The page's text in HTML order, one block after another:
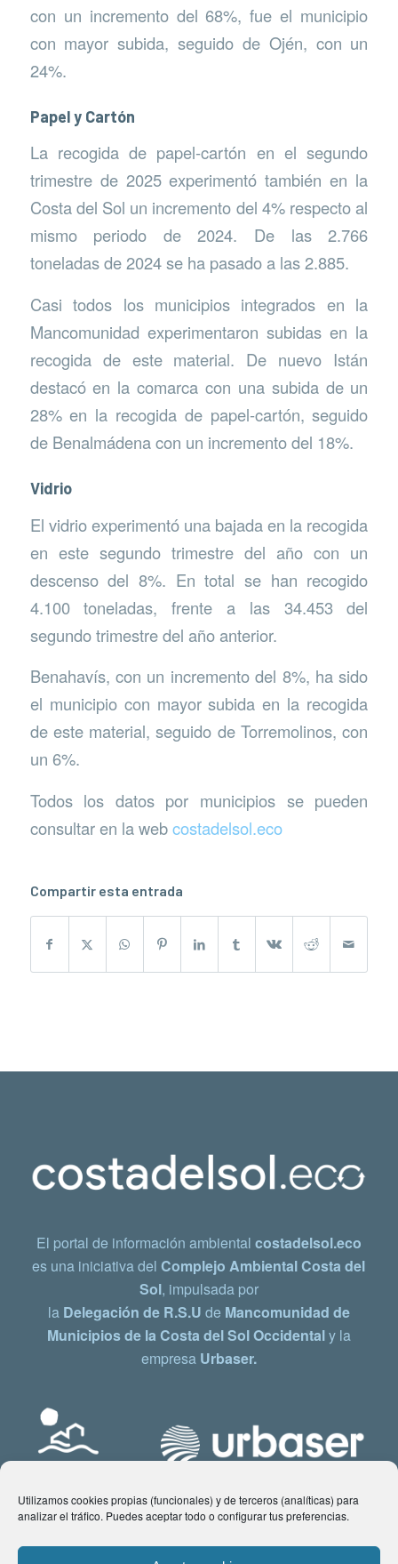
Utilizamos cookies propias (funcionales) y de terceros (analíticas) para
analizar el tráfico. Puedes aceptar todo o configurar tus preferencias.
con un incremento del 68%, fue el municipio
con mayor subida, seguido de Ojén, con un
24%.
Papel y Cartón
La recogida de papel-cartón en el segundo
trimestre de 2025 experimentó también en la
Costa del Sol un incremento del 4% respecto al
mismo periodo de 2024. De las 2.766
toneladas de 2024 se ha pasado a las 2.885.
Casi todos los municipios integrados en la
Mancomunidad experimentaron subidas en la
recogida de este material. De nuevo Istán
destacó en la comarca con una subida de un
28% en la recogida de papel-cartón, seguido
de Benalmádena con un incremento del 18%.
Vidrio
El vidrio experimentó una bajada en la recogida
en este segundo trimestre del año con un
descenso del 8%. En total se han recogido
4.100 toneladas, frente a las 34.453 del
segundo trimestre del año anterior.
Benahavís, con un incremento del 8%, ha sido
el municipio con mayor subida en la recogida
de este material, seguido de Torremolinos, con
un 6%.
Todos los datos por municipios se pueden
consultar en la webcostadelsol.eco
Compartir esta entrada
El portal de información ambiental costadelsol.eco
es una iniciativa delComplejo Ambiental Costa del
Sol, impulsada por
la Delegación de R.S.U de Mancomunidad de
Municipios de la Costa del Sol Occidentaly la
empresa Urbaser.